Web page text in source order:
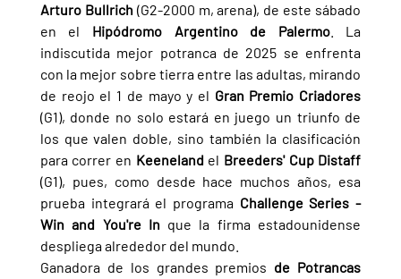
Arturo Bullrich (G2-2000 m, arena), de este sábado
en el Hipódromo Argentino de Palermo. La
indiscutida mejor potranca de 2025 se enfrenta
con la mejor sobre tierra entre las adultas, mirando
de reojo el 1 de mayo y el
(G1), donde no solo estará en juego un triunfo de
los que valen doble, sino también la clasificación
para correr en Keeneland el
(G1), pues, como desde hace muchos años, esa
prueba integrará el programa Challenge Series -
Win and You're In que la firma estadounidense
despliega alrededor del mundo.
Ganadora de los grandes premios